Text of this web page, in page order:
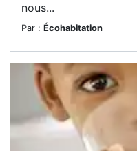
nous...
Par : Écohabitation